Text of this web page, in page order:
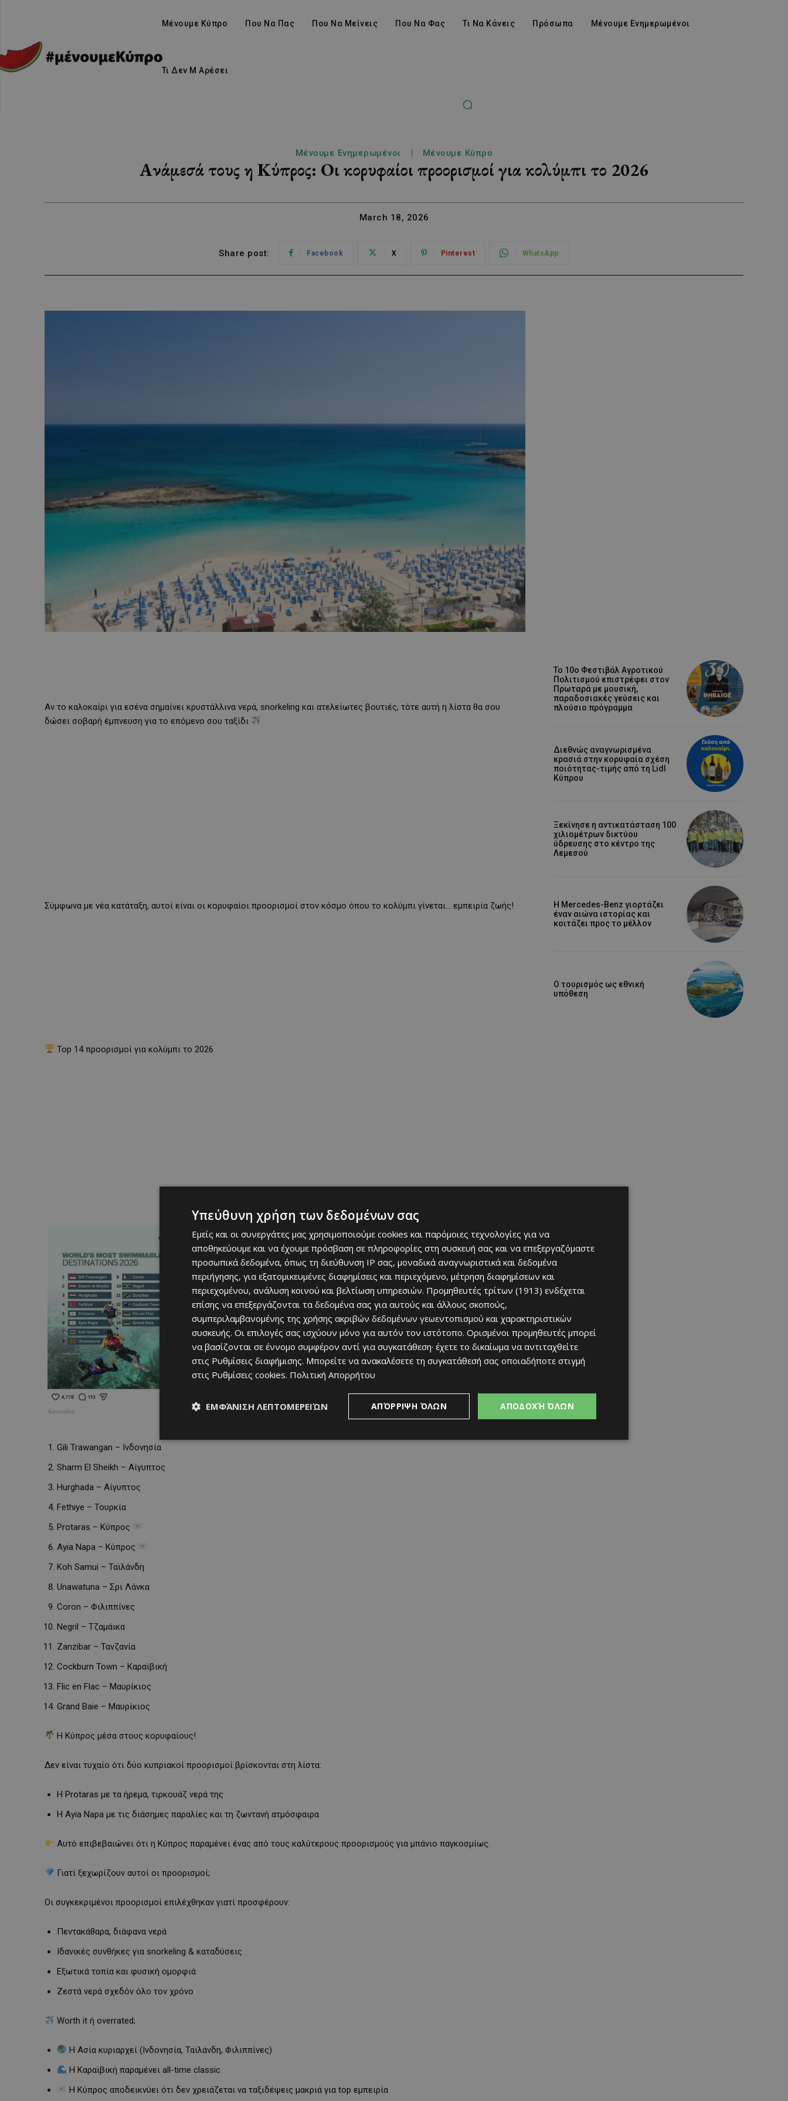
Μένουμε Κύπρο Που Να Πας Που Να Μείνεις Που Να Φας Τι Να Κάνεις Πρόσωπα Μένουμε Ενημερωμένοι
Τι Δεν Μ Αρέσει
Μένουμε Ενημερωμένοι Μένουμε Κύπρο
Ανάμεσά τους η Κύπρος: Οι κορυφαίοι προορισμοί για κολύμπι το 2026
March 18, 2026
Share post: Facebook X Pinterest WhatsApp
Αν το καλοκαίρι για εσένα σημαίνει κρυστάλλινα νερά, snorkeling και ατελείωτες βουτιές, τότε αυτή η λίστα θα σου
δώσει σοβαρή έμπνευση για το επόμενο σου ταξίδι
Σύμφωνα με νέα κατάταξη, αυτοί είναι οι κορυφαίοι προορισμοί στον κόσμο όπου το κολύμπι γίνεται… εμπειρία ζωής!
Top 14 προορισμοί για κολύμπι το 2026
Screenshot
Gili Trawangan – Ινδονησία
Sharm El Sheikh – Αίγυπτος
Hurghada – Αίγυπτος
Fethiye – Τουρκία
Protaras – Κύπρος
Ayia Napa – Κύπρος
Koh Samui – Ταϊλάνδη
Unawatuna – Σρι Λάνκα
Coron – Φιλιππίνες
Negril – Τζαμάικα
Zanzibar – Τανζανία
Cockburn Town – Καραϊβική
Flic en Flac – Μαυρίκιος
Grand Baie – Μαυρίκιος
Η Κύπρος μέσα στους κορυφαίους!
Δεν είναι τυχαίο ότι δύο κυπριακοί προορισμοί βρίσκονται στη λίστα:
Η Protaras με τα ήρεμα, τιρκουάζ νερά της
Η Ayia Napa με τις διάσημες παραλίες και τη ζωντανή ατμόσφαιρα
Αυτό επιβεβαιώνει ότι η Κύπρος παραμένει ένας από τους καλύτερους προορισμούς για μπάνιο παγκοσμίως.
Γιατί ξεχωρίζουν αυτοί οι προορισμοί;
Οι συγκεκριμένοι προορισμοί επιλέχθηκαν γιατί προσφέρουν:
Πεντακάθαρα, διάφανα νερά
Ιδανικές συνθήκες για snorkeling & καταδύσεις
Εξωτικά τοπία και φυσική ομορφιά
Ζεστά νερά σχεδόν όλο τον χρόνο
Worth it ή overrated;
Η Ασία κυριαρχεί (Ινδονησία, Ταϊλάνδη, Φιλιππίνες)
Η Καραϊβική παραμένει all-time classic
Η Κύπρος αποδεικνύει ότι δεν χρειάζεται να ταξιδέψεις μακριά για top εμπειρία
Το 10ο Φεστιβάλ Αγροτικού
Πολιτισμού επιστρέφει στον
Πρωταρά με μουσική,
παραδοσιακές γεύσεις και
πλούσιο πρόγραμμα
Διεθνώς αναγνωρισμένα
κρασιά στην κορυφαία σχέση
ποιότητας-τιμής από τη Lidl
Κύπρου
Ξεκίνησε η αντικατάσταση 100
χιλιομέτρων δικτύου
ύδρευσης στο κέντρο της
Λεμεσού
Η Mercedes-Benz γιορτάζει
έναν αιώνα ιστορίας και
κοιτάζει προς το μέλλον
Ο τουρισμός ως εθνική
υπόθεση
Υπεύθυνη χρήση των δεδομένων σας
Εμείς και οι συνεργάτες μας χρησιμοποιούμε cookies και παρόμοιες τεχνολογίες για να
αποθηκεύουμε και να έχουμε πρόσβαση σε πληροφορίες στη συσκευή σας και να επεξεργαζόμαστε
προσωπικά δεδομένα, όπως τη διεύθυνση IP σας, μοναδικά αναγνωριστικά και δεδομένα
περιήγησης, για εξατομικευμένες διαφημίσεις και περιεχόμενο, μέτρηση διαφημίσεων και
περιεχομένου, ανάλυση κοινού και βελτίωση υπηρεσιών. Προμηθευτές τρίτων (1913) ενδέχεται
επίσης να επεξεργάζονται τα δεδομένα σας για αυτούς και άλλους σκοπούς,
συμπεριλαμβανομένης της χρήσης ακριβών δεδομένων γεωεντοπισμού και χαρακτηριστικών
συσκευής. Οι επιλογές σας ισχύουν μόνο για αυτόν τον ιστότοπο. Ορισμένοι προμηθευτές μπορεί
να βασίζονται σε έννομο συμφέρον αντί για συγκατάθεση· έχετε το δικαίωμα να αντιταχθείτε
στις Ρυθμίσεις διαφήμισης. Μπορείτε να ανακαλέσετε τη συγκατάθεσή σας οποιαδήποτε στιγμή
στις Ρυθμίσεις cookies. Πολιτική Απορρήτου
ΑΠΟΔΟΧΉ ΌΛΩΝ
ΑΠΌΡΡΙΨΗ ΌΛΩΝ
ΕΜΦΆΝΙΣΗ ΛΕΠΤΟΜΕΡΕΙΏΝ